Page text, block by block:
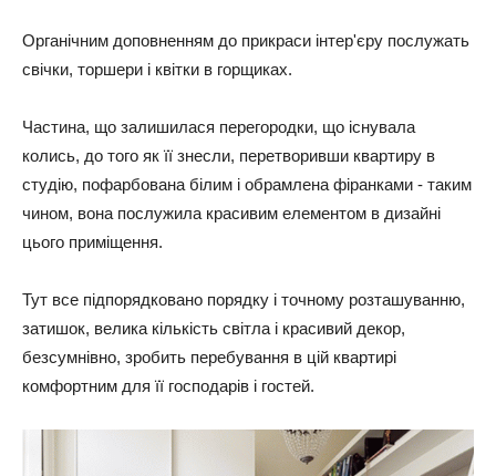
Органічним доповненням до прикраси інтер'єру послужать
свічки, торшери і квітки в горщиках.
Частина, що залишилася перегородки, що існувала
колись, до того як її знесли, перетворивши квартиру в
студію, пофарбована білим і обрамлена фіранками - таким
чином, вона послужила красивим елементом в дизайні
цього приміщення.
Тут все підпорядковано порядку і точному розташуванню,
затишок, велика кількість світла і красивий декор,
безсумнівно, зробить перебування в цій квартирі
комфортним для її господарів і гостей.